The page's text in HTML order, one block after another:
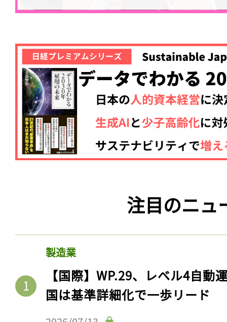
注目のニュ
製造業
【国際】WP.29、レベル4自動
国は基準詳細化で一歩リード